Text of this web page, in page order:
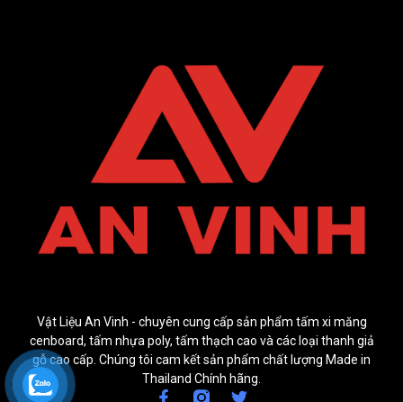
Vật Liệu An Vinh - chuyên cung cấp sản phẩm tấm xi măng
cenboard, tấm nhựa poly, tấm thạch cao và các loại thanh giả
gỗ cao cấp. Chúng tôi cam kết sản phẩm chất lượng Made in
Thailand Chính hãng.